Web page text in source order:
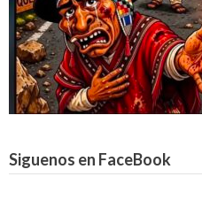
Siguenos en FaceBook